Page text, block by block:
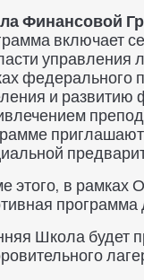
Финансовой
включает
федерального
и развитию
этого, в рамках
Школа будет